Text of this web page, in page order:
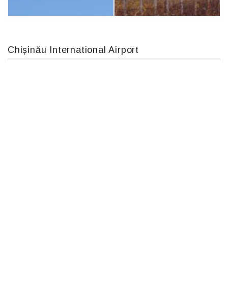
An124, RA-82013
Chișinău International Airport